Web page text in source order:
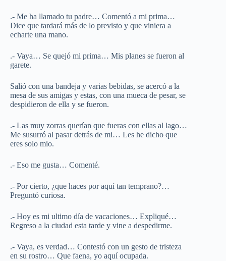
.- Me ha llamado tu padre… Comentó a mi prima…
Dice que tardará más de lo previsto y que viniera a
echarte una mano.
.- Vaya… Se quejó mi prima… Mis planes se fueron al
garete.
Salió con una bandeja y varias bebidas, se acercó a la
mesa de sus amigas y estas, con una mueca de pesar, se
despidieron de ella y se fueron.
.- Las muy zorras querían que fueras con ellas al lago…
Me susurró al pasar detrás de mi… Les he dicho que
eres solo mio.
.- Eso me gusta… Comenté.
.- Por cierto, ¿que haces por aquí tan temprano?…
Preguntó curiosa.
.- Hoy es mi ultimo día de vacaciones… Expliqué…
Regreso a la ciudad esta tarde y vine a despedirme.
.- Vaya, es verdad… Contestó con un gesto de tristeza
en su rostro… Que faena, yo aquí ocupada.